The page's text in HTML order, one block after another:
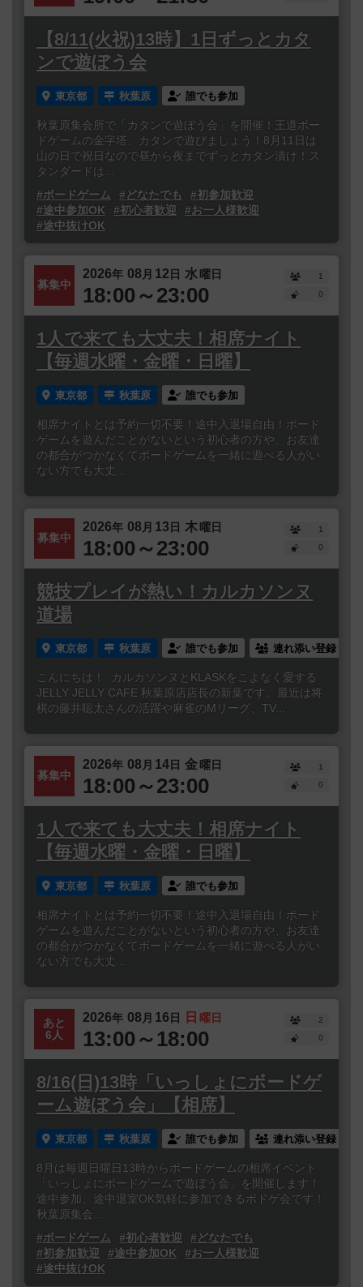
【8/11(火祝)13時】1日ずっとカタ
ンで遊ぼう会
東京都 秋葉原 誰でも参加
秋葉原集会所で「カタンで遊ぼう会」を開催！王道ボー
ドゲームの金字塔、カタンで遊びましょう！8月11日は
山の日で祝日なので昼から夜までずっとカタン漬け！ス
タンダードは...
#ボードゲーム
#どなたでも
#初参加歓迎
#途中参加OK
#初心者歓迎
#お一人様歓迎
#途中抜けOK
募集中
2026年 08 月 12日 水曜日
18:00～23:00
1
0
1人で来ても大丈夫！相席ナイト
【毎週水曜・金曜・日曜】
東京都 秋葉原 誰でも参加
相席ナイトとは予約一切不要！途中入退場自由！ボード
ゲームを遊んだことがないという初心者の方や、お友達
の都合がつかなくてボードゲームを一緒に遊べる人がい
ない方でも大丈...
募集中
2026年 08 月 13日 木曜日
18:00～23:00
1
0
競技プレイが熱い！カルカソンヌ
道場
東京都 秋葉原 誰でも参加 連れ添い登録
こんにちは！ カルカソンヌとKLASKをこよなく愛する
JELLY JELLY CAFE 秋葉原店店長の新葉です。最近は将
棋の藤井聡太さんの活躍や麻雀のMリーグ、TV...
募集中
2026年 08 月 14日 金曜日
18:00～23:00
1
0
1人で来ても大丈夫！相席ナイト
【毎週水曜・金曜・日曜】
東京都 秋葉原 誰でも参加
相席ナイトとは予約一切不要！途中入退場自由！ボード
ゲームを遊んだことがないという初心者の方や、お友達
の都合がつかなくてボードゲームを一緒に遊べる人がい
ない方でも大丈...
あと
6人
2026年 08 月 16日 日 曜日
13:00～18:00
2
0
8/16(日)13時「いっしょにボードゲ
ーム遊ぼう会」【相席】
東京都 秋葉原 誰でも参加 連れ添い登録
8月は毎週日曜日13時からボードゲームの相席イベント
「いっしょにボードゲームで遊ぼう会」を開催します！
途中参加、途中退室OK気軽に参加できるボドゲ会です！
秋葉原集会...
#ボードゲーム
#初心者歓迎
#どなたでも
#初参加歓迎
#途中参加OK
#お一人様歓迎
#途中抜けOK